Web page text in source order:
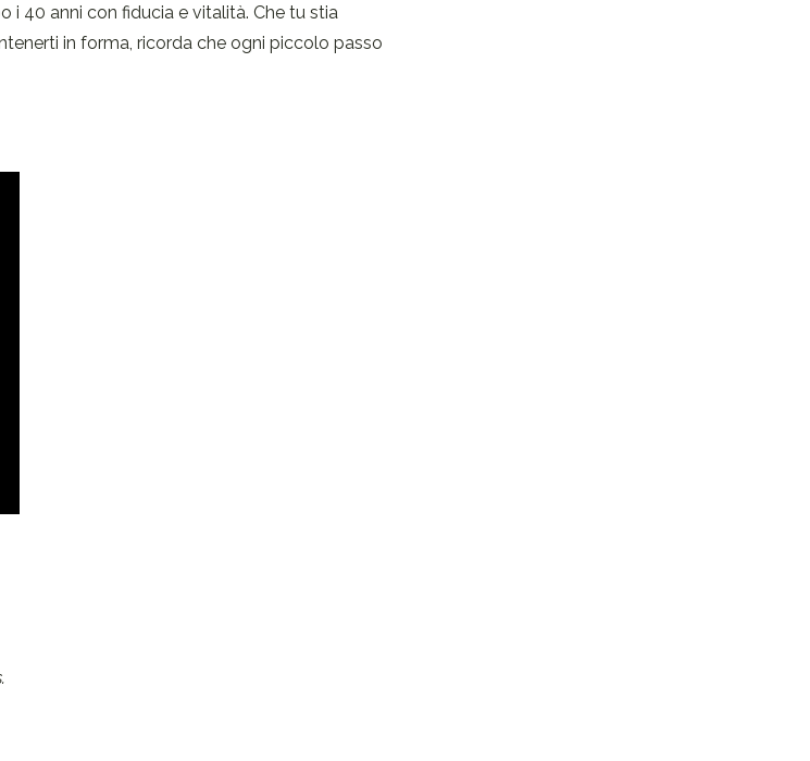
i 40 anni con fiducia e vitalità. Che tu stia
in forma, ricorda che ogni piccolo passo